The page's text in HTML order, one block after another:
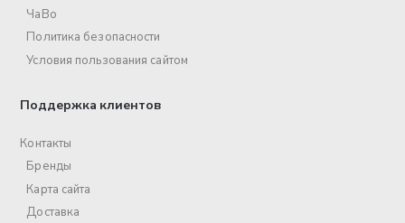
ЧаВо
Политика безопасности
Условия пользования сайтом
Поддержка клиентов
Контакты
Бренды
Карта сайта
Доставка